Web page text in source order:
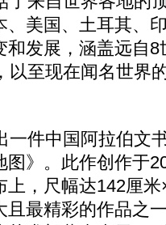
、美国、土耳其、
发展，涵盖远自
以至现在闻名世界
件中国阿拉伯文
图》。此作创作于
，尺幅达142厘
最精彩的作品之